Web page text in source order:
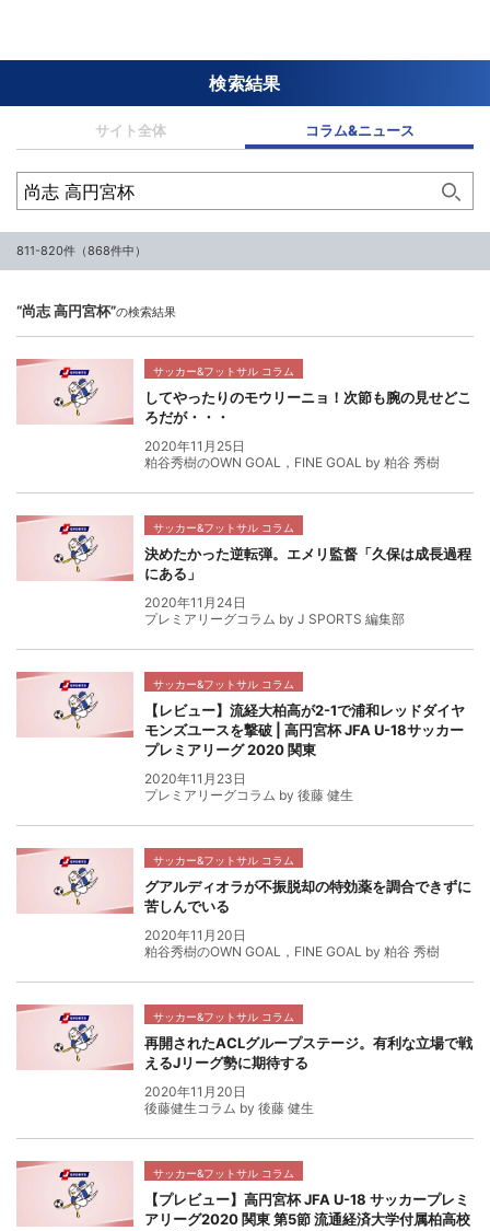
検索結果
サイト全体 コラム&ニュース
811-820件（868件中）
“尚志 高円宮杯”の検索結果
サッカー&フットサル コラム
してやったりのモウリーニョ！次節も腕の見せどこ
ろだが・・・
2020年11月25日
粕谷秀樹のOWN GOAL，FINE GOAL by 粕谷 秀樹
サッカー&フットサル コラム
決めたかった逆転弾。エメリ監督「久保は成長過程
にある」
2020年11月24日
プレミアリーグコラム by J SPORTS 編集部
サッカー&フットサル コラム
【レビュー】流経大柏高が2-1で浦和レッドダイヤ
モンズユースを撃破 | 高円宮杯 JFA U-18サッカー
プレミアリーグ 2020 関東
2020年11月23日
プレミアリーグコラム by 後藤 健生
サッカー&フットサル コラム
グアルディオラが不振脱却の特効薬を調合できずに
苦しんでいる
2020年11月20日
粕谷秀樹のOWN GOAL，FINE GOAL by 粕谷 秀樹
サッカー&フットサル コラム
再開されたACLグループステージ。有利な立場で戦
えるJリーグ勢に期待する
2020年11月20日
後藤健生コラム by 後藤 健生
サッカー&フットサル コラム
【プレビュー】高円宮杯 JFA U-18 サッカープレミ
アリーグ2020 関東 第5節 流通経済大学付属柏高校